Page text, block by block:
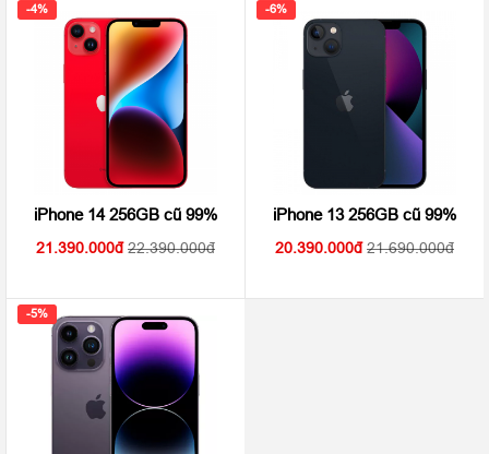
-4%
iPhone 14 256GB cũ 99%
21.390.000 22.390.000
-6%
iPhone 13 256GB cũ 99%
20.390.000 21.690.000
-5%